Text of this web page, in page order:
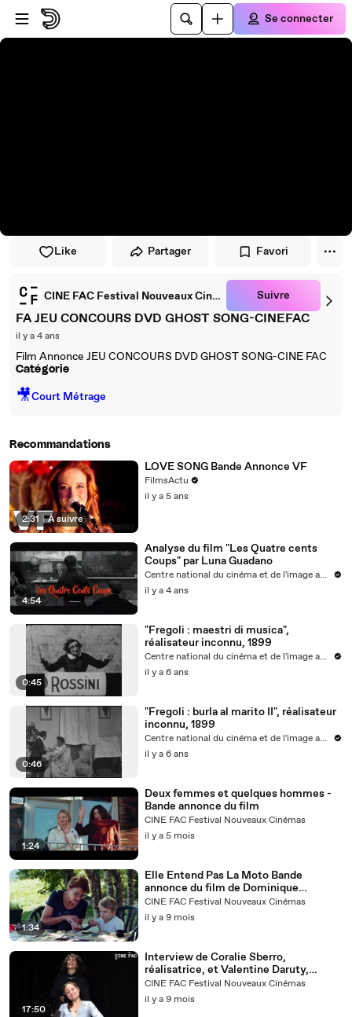
Passer au player
Passer au contenu principal
Se connecter
Like Partager Favori
CINE FAC Festival Nouveaux Cinémas Suivre
FA JEU CONCOURS DVD GHOST SONG-CINEFAC
il y a 4 ans
Film Annonce JEU CONCOURS DVD GHOST SONG-CINE FAC
Catégorie
🎥Court Métrage
Recommandations
2:31 | À suivre
LOVE SONG Bande Annonce VF
FilmsActu
il y a 5 ans
4:54
Analyse du film "Les Quatre cents
Coups" par Luna Guadano
Centre national du cinéma et de l'image animée
il y a 4 ans
0:45
"Fregoli : maestri di musica",
réalisateur inconnu, 1899
Centre national du cinéma et de l'image animée
il y a 6 ans
0:46
"Fregoli : burla al marito II", réalisateur
inconnu, 1899
Centre national du cinéma et de l'image animée
il y a 6 ans
1:24
Deux femmes et quelques hommes -
Bande annonce du film
CINE FAC Festival Nouveaux Cinémas
il y a 5 mois
1:34
Elle Entend Pas La Moto Bande
annonce du film de Dominique
Fischbach
CINE FAC Festival Nouveaux Cinémas
il y a 9 mois
17:50
Interview de Coralie Sberro,
réalisatrice, et Valentine Daruty,
comédienne, du film Les points
aveugles
CINE FAC Festival Nouveaux Cinémas
il y a 9 mois